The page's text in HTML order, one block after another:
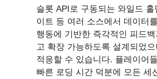
슬롯 API로 구동되는 와일드
이트 등 여러 소스에서 데이터
행동에 기반한 즉각적인 피드
고 확장 가능하도록 설계되었
적응할 수 있습니다. 플레이어
빠른 로딩 시간 덕분에 모든 세